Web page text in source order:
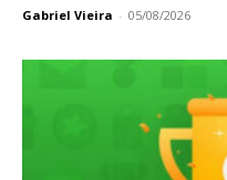
Gabriel Vieira - 05/08/2026